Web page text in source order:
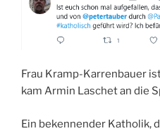
Frau Kramp-Karrenbauer
kam Armin Laschet an die
Ein bekennender Katholik,